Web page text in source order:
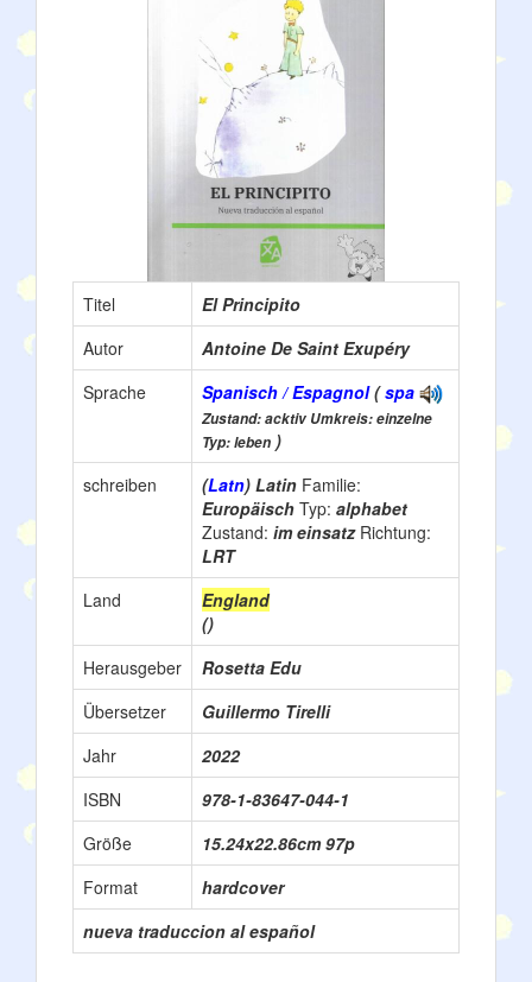
Titel
El Principito
Autor
Antoine De Saint Exupéry
Sprache
Spanisch / Espagnol(spa
Zustand: acktiv Umkreis: einzelne
Typ: leben )
schreiben
(Latn) Latin Familie:
Europäisch Typ: alphabet
Zustand: im einsatz Richtung:
LRT
Land
England
()
Herausgeber
Rosetta Edu
Übersetzer
Guillermo Tirelli
Jahr
2022
ISBN
978-1-83647-044-1
Größe
15.24x22.86cm 97p
Format
hardcover
nueva traduccion al español